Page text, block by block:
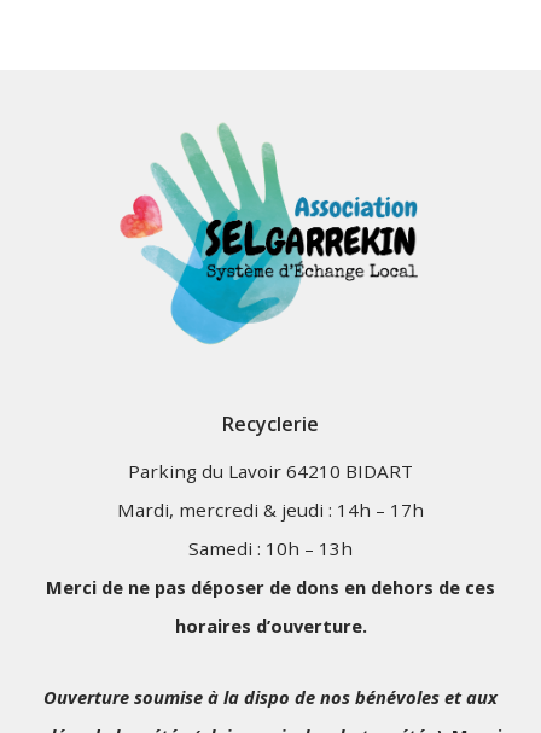
Recyclerie
Parking du Lavoir 64210 BIDART
Mardi, mercredi & jeudi : 14h – 17h
Samedi : 10h – 13h
Merci de ne pas déposer de dons en dehors de ces
horaires d’ouverture.
Ouverture soumise à la dispo de nos bénévoles et aux